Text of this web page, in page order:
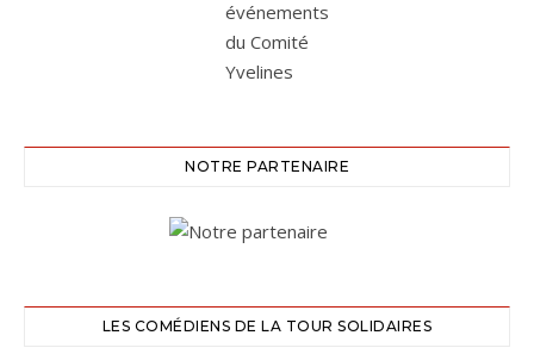
NOTRE PARTENAIRE
LES COMÉDIENS DE LA TOUR SOLIDAIRES